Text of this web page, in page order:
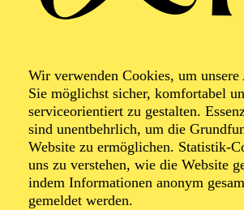
Wir verwenden Cookies, um
Sie möglichst sicher, komfortabel
serviceorientiert zu gestalten.
sind unentbehrlich, um die
Website zu ermöglichen. Statistik-
uns zu verstehen, wie die Website
indem Informationen anonym
gemeldet werden.
Uraufführung
Day of
Oper in drei Akten von Outi
Libretto von Aleksi Barrière nach
Helle" von Niillas